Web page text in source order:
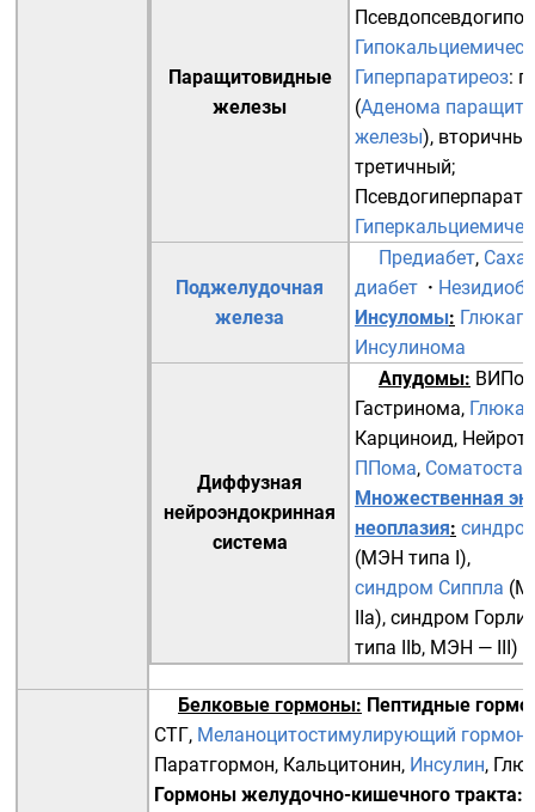
Паращитовидные
железы
Гиперпаратиреоз:
(Аденома
железы),
третичный;
Поджелудочная
железа
Предиабет,
диабет ·
Инсуломы:
Инсулинома
Диффузная
нейроэндокринная
система
Апудомы:
Гастринома,
Карциноид,
ППома,
Множественная
неоплазия:
(МЭН типа I),
синдром Сиппла
IIa), синдром
типа IIb, МЭН — III)
Белковые гормоны: Пептидные
СТГ, Меланоцитостимулирующий гормон
Паратгормон, Кальцитонин, Инсулин,
Гормоны желудочно-кишечного тракта: